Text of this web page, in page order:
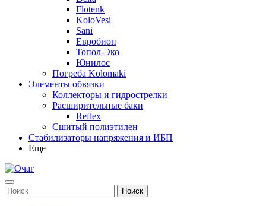
Flotenk
KoloVesi
Sani
Евробион
Топол-Эко
Юнилос
Погреба Kolomaki
Элементы обвязки
Коллекторы и гидрострелки
Расширительные баки
Reflex
Сшитый полиэтилен
Стабилизаторы напряжения и ИБП
Еще